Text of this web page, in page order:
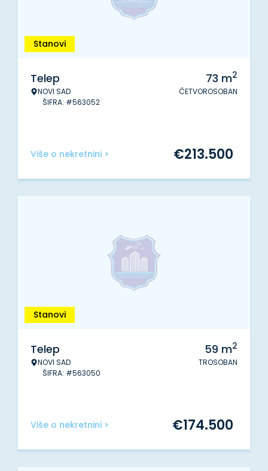
Stanovi
Telep
NOVI SAD
ŠIFRA: #563052
73 m2
ČETVOROSOBAN
Više o nekretnini > €213.500
Stanovi
Telep
NOVI SAD
ŠIFRA: #563050
59 m2
TROSOBAN
Više o nekretnini > €174.500